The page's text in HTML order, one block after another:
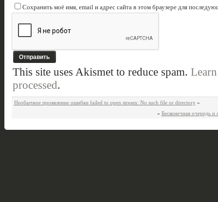
Сохранить моё имя, email и адрес сайта в этом браузере для
This site uses Akismet to reduce spam.
processed.
Необычное проявление ошибки failed to open stream: No such file or directory »
« Бесконечная очередь